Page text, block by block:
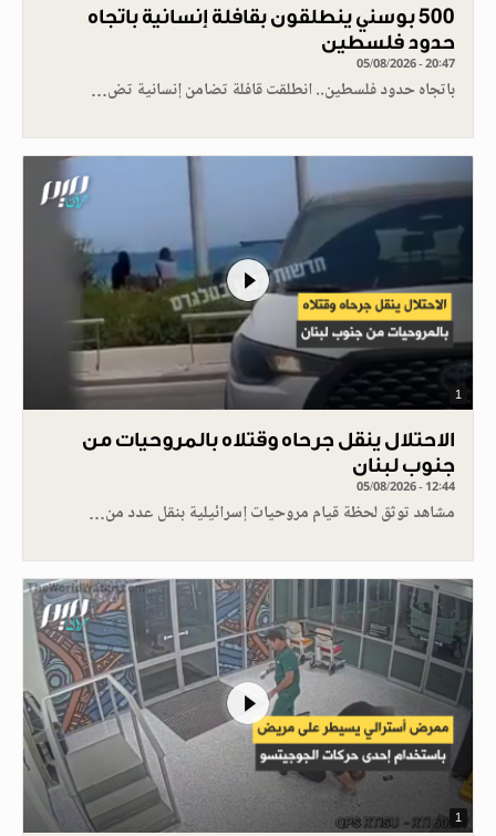
500 بوسني ينطلقون بقافلة إنسانية باتجاه
حدود فلسطين
05/08/2026 - 20:47
باتجاه حدود فلسطين.. انطلقت قافلة تضامن إنسانية تض…
1
الاحتلال ينقل جرحاه وقتلاه بالمروحيات من
جنوب لبنان
05/08/2026 - 12:44
مشاهد توثق لحظة قيام مروحيات إسرائيلية بنقل عدد من…
1